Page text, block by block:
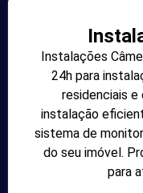
Instalações
24h para
residenciais e
instalação
sistema de
do seu imóvel.
para